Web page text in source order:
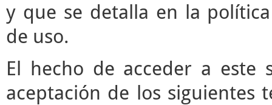
y que se detalla en la
de uso.
El hecho de acceder a
aceptación de los siguientes